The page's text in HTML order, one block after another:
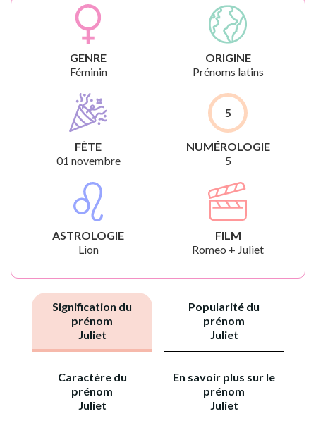
GENRE
Féminin
ORIGINE
Prénoms latins
FÊTE
01 novembre
5
NUMÉROLOGIE
5
ASTROLOGIE
Lion
FILM
Romeo + Juliet
Signification du
prénom
Juliet
Popularité du
prénom
Juliet
Caractère du
prénom
Juliet
En savoir plus sur le
prénom
Juliet